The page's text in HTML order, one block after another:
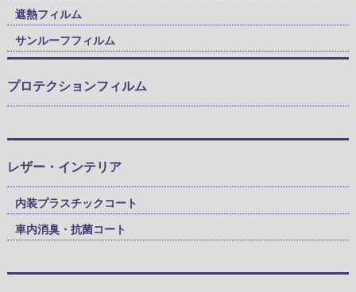
遮熱フィルム
サンルーフフィルム
プロテクションフィルム
レザー・インテリア
内装プラスチックコート
車内消臭・抗菌コート